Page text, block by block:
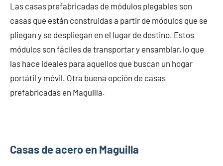
Las casas prefabricadas de módulos plegables son
casas que están construidas a partir de módulos que se
pliegan y se despliegan en el lugar de destino. Estos
módulos son fáciles de transportar y ensamblar, lo que
las hace ideales para aquellos que buscan un hogar
portátil y móvil. Otra buena opción de casas
prefabricadas en Maguilla.
Casas de acero en Maguilla